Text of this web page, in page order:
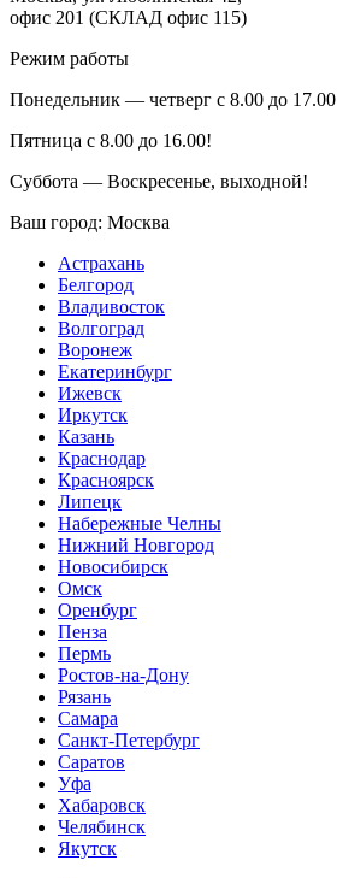
офис 201 (СКЛАД офис 115)
Режим работы
Понедельник — четверг с 8.00 до 17.00
Пятница с 8.00 до 16.00!
Суббота — Воскресенье, выходной!
Ваш город: Москва
Астрахань
Белгород
Владивосток
Волгоград
Воронеж
Екатеринбург
Ижевск
Иркутск
Казань
Краснодар
Красноярск
Липецк
Набережные Челны
Нижний Новгород
Новосибирск
Омск
Оренбург
Пенза
Пермь
Ростов-на-Дону
Рязань
Самара
Санкт-Петербург
Саратов
Уфа
Хабаровск
Челябинск
Якутск